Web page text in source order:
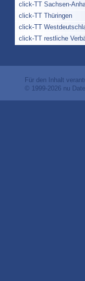
click-TT Sachsen-
click-TT Thüringen
click-TT
click-TT restliche
Für den Inhalt
© 1999-2026 nu